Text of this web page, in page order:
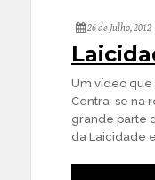
26 de Julho, 2012
Um vídeo
Centra-se na
grande parte
da Laicidade